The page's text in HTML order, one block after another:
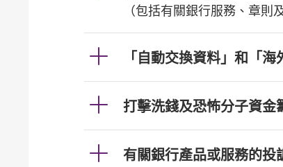
（包括有關銀行服務、章則
「自動交換資料」和「海
打擊洗錢及恐怖分子資金
有關銀行產品或服務的投